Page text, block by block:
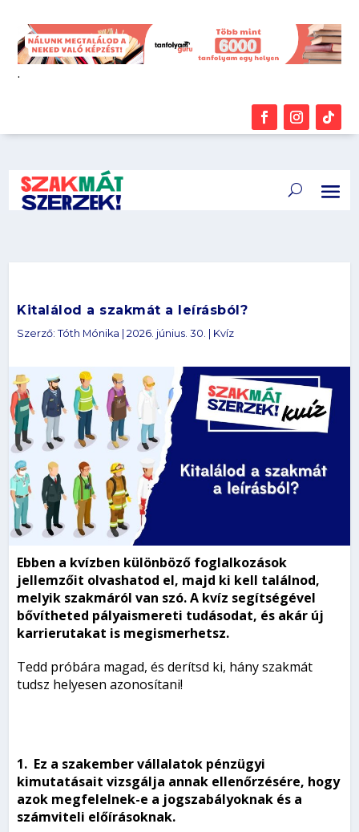
.
Kitalálod a szakmát a leírásból?
Szerző:Tóth Mónika |2026. június. 30. Kvíz
Ebben a kvízben különböző foglalkozások
jellemzőit olvashatod el, majd ki kell találnod,
melyik szakmáról van szó. A kvíz segítségével
bővítheted pályaismereti tudásodat, és akár új
karrierutakat is megismerhetsz.
Tedd próbára magad, és derítsd ki, hány szakmát
tudsz helyesen azonosítani!
1. Ez a szakember vállalatok pénzügyi
kimutatásait vizsgálja annak ellenőrzésére, hogy
azok megfelelnek-e a jogszabályoknak és a
számviteli előírásoknak.